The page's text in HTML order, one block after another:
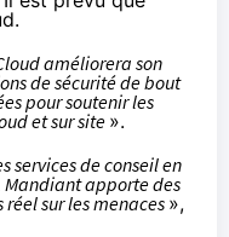
améliorera son
de sécurité de bout
pour soutenir les
et sur site ».
services de conseil en
Mandiant apporte des
sur les menaces »,